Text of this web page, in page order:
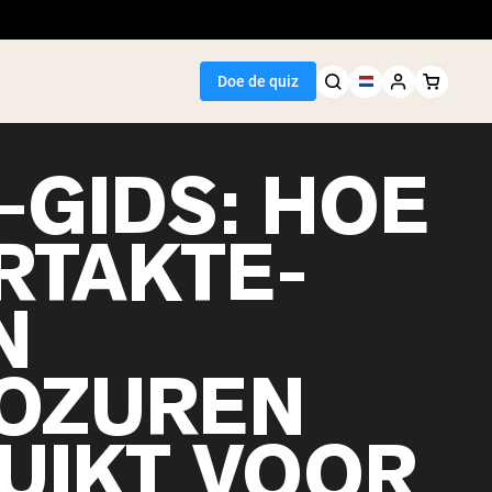
Doe de quiz
Protein
HOE